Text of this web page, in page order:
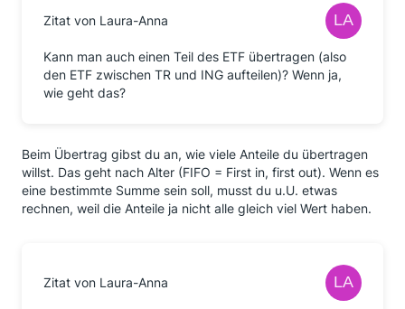
Zitat von Laura-Anna
Kann man auch einen Teil des ETF übertragen (also
den ETF zwischen TR und ING aufteilen)? Wenn ja,
wie geht das?
Beim Übertrag gibst du an, wie viele Anteile du übertragen
willst. Das geht nach Alter (FIFO = First in, first out). Wenn es
eine bestimmte Summe sein soll, musst du u.U. etwas
rechnen, weil die Anteile ja nicht alle gleich viel Wert haben.
Zitat von Laura-Anna